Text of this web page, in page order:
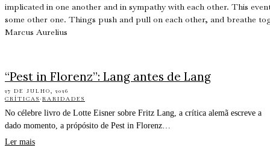
implicated in one another and in sympathy with each other. This
some other one. Things push and pull on each other, and breathe
Marcus Aurelius
“Pest in Florenz”: Lang antes de Lang
27 DE JULHO, 2026
CRÍTICAS·RARIDADES
No célebre livro de Lotte Eisner sobre Fritz Lang, a crítica alemã escreve a
dado momento, a própósito de Pest in Florenz…
Ler mais